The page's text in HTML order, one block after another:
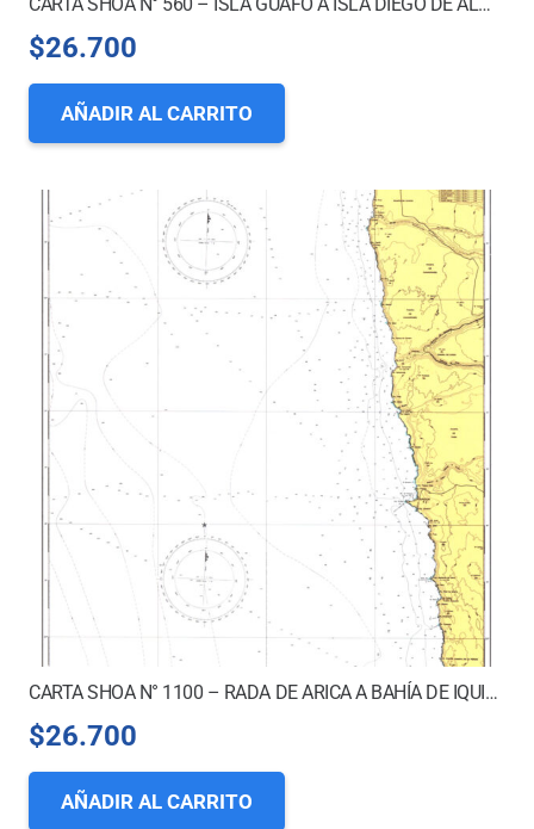
$26.700
AÑADIR AL CARRITO
CARTA SHOA N° 1100 – RADA DE ARICA A BAHÍA DE IQUIQUE
$26.700
AÑADIR AL CARRITO